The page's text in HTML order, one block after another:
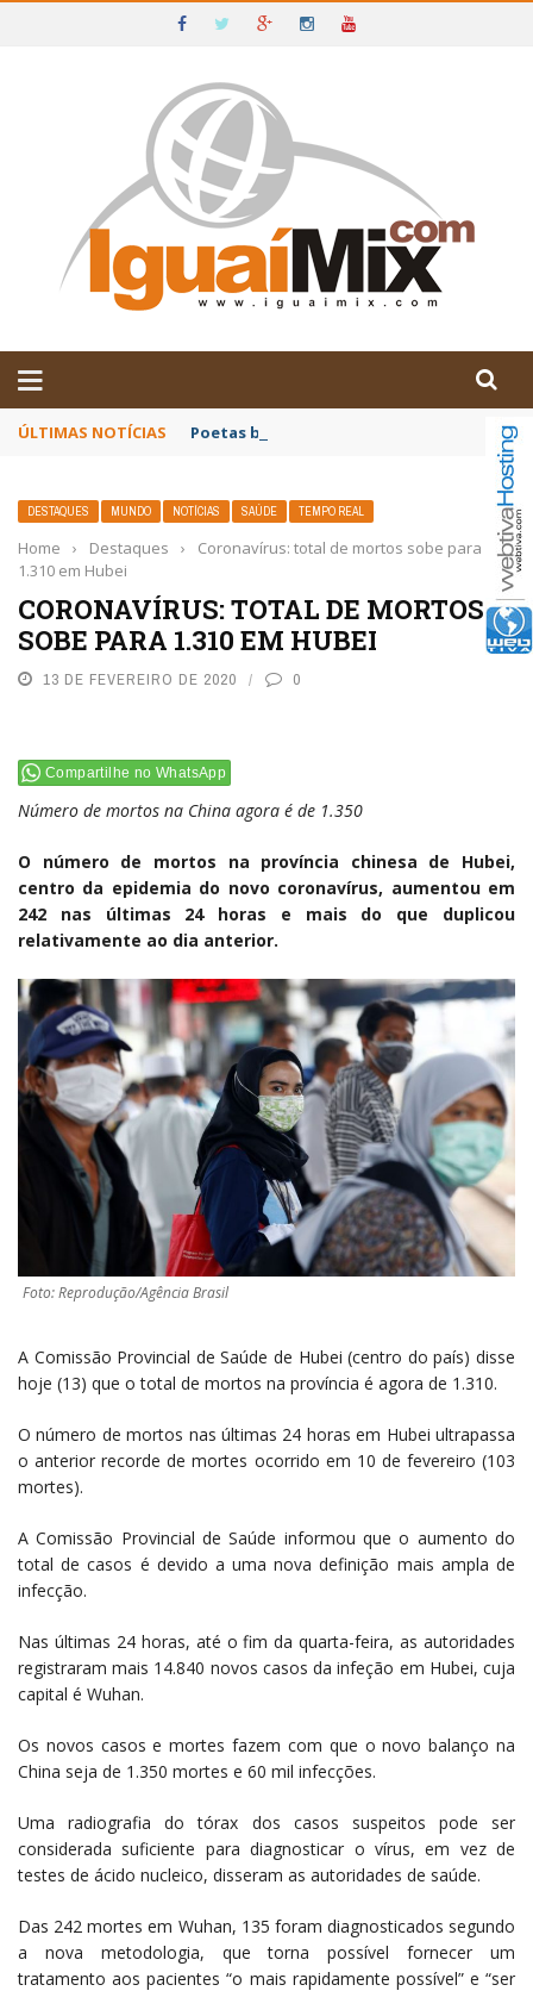
IGUAÍ E SUDOESTE DA BAHIA
ÚLTIMAS NOTÍCIAS Poetas baianos representam o Brasil no
DESTAQUES MUNDO NOTÍCIAS SAÚDE TEMPO REAL
Home › Destaques ›
Coronavírus: total de mortos sobe para
1.310 em Hubei
CORONAVÍRUS: TOTAL DE MORTOS
SOBE PARA 1.310 EM HUBEI
13 DE FEVEREIRO DE 2020 0
Compartilhe no WhatsApp
Número de mortos na China agora é de 1.350
O número de mortos na província chinesa de Hubei,
centro da epidemia do novo coronavírus, aumentou em
242 nas últimas 24 horas e mais do que duplicou
relativamente ao dia anterior.
Foto: Reprodução/Agência Brasil
A Comissão Provincial de Saúde de Hubei (centro do país) disse
hoje (13) que o total de mortos na província é agora de 1.310.
O número de mortos nas últimas 24 horas em Hubei ultrapassa
o anterior recorde de mortes ocorrido em 10 de fevereiro (103
mortes).
A Comissão Provincial de Saúde informou que o aumento do
total de casos é devido a uma nova definição mais ampla de
infecção.
Nas últimas 24 horas, até o fim da quarta-feira, as autoridades
registraram mais 14.840 novos casos da infeção em Hubei, cuja
capital é Wuhan.
Os novos casos e mortes fazem com que o novo balanço na
China seja de 1.350 mortes e 60 mil infecções.
Uma radiografia do tórax dos casos suspeitos pode ser
considerada suficiente para diagnosticar o vírus, em vez de
testes de ácido nucleico, disseram as autoridades de saúde.
Das 242 mortes em Wuhan, 135 foram diagnosticados segundo
a nova metodologia, que torna possível fornecer um
tratamento aos pacientes “o mais rapidamente possível” e “ser